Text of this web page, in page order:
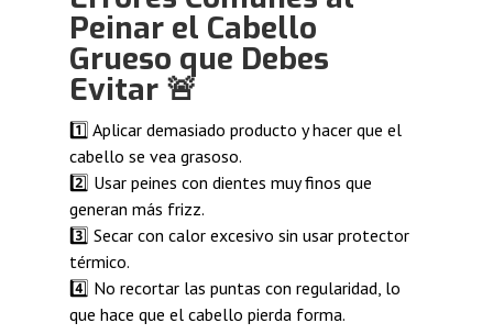
Peinar el Cabello
Grueso que Debes
Evitar 🚨
1️⃣ Aplicar demasiado producto y hacer que el
cabello se vea grasoso.
2️⃣ Usar peines con dientes muy finos que
generan más frizz.
3️⃣ Secar con calor excesivo sin usar protector
térmico.
4️⃣ No recortar las puntas con regularidad, lo
que hace que el cabello pierda forma.